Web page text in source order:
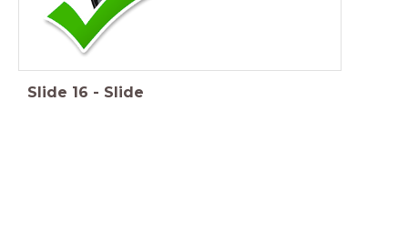
Slide 16 - Slide